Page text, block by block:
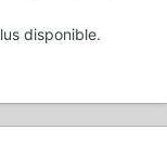
disponible.